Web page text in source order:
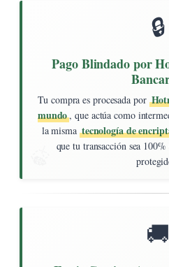
🔒
Pago Blindado por
Tu compra es procesada por
mundo, que actúa como
la misma tecnología de
que tu transacción sea 100%
🚚